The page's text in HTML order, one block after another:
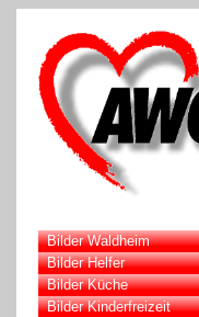
Bilder Waldheim
Bilder Helfer
Bilder Küche
Bilder Kinderfreizeit